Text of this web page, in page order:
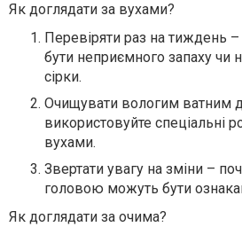
Як доглядати за вухами?
Перевіряти раз на тиждень
бути неприємного запаху чи
сірки.
Очищувати вологим ватним
використовуйте спеціальні
вухами.
Звертати увагу на зміни –
головою можуть бути
Як доглядати за очима?